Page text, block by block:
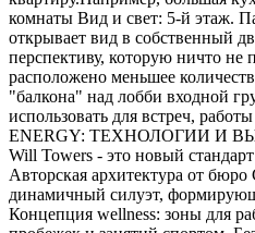
комнаты Вид и свет: 5-й этаж.
открывает вид в собственный
перспективу, которую ничто не
расположено меньшее
"балкона" над лобби входной
использовать для встреч,
ENERGY: ТЕХНОЛОГИИ И
Will Towers - это новый
Авторская архитектура от
динамичный силуэт,
Концепция wellness: зоны для